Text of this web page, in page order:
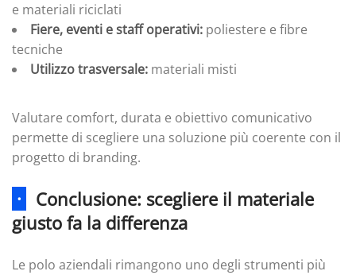
e materiali riciclati
Fiere, eventi e staff operativi: poliestere e fibre
tecniche
Utilizzo trasversale: materiali misti
Valutare comfort, durata e obiettivo comunicativo
permette di scegliere una soluzione più coerente con il
progetto di branding.
·
Conclusione: scegliere il materiale
giusto fa la differenza
Le polo aziendali rimangono uno degli strumenti più